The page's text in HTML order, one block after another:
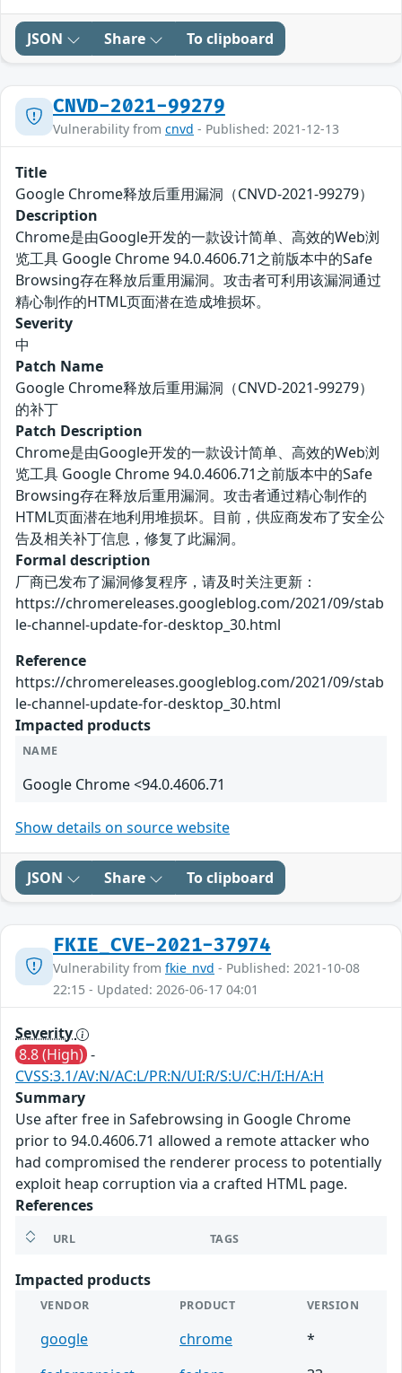
JSON Share To clipboard
CNVD-2021-99279
Vulnerability from cnvd - Published: 2021-12-13
Title
Google Chrome释放后重用漏洞（CNVD-2021-99279）
Description
Chrome是由Google开发的一款设计简单、高效的Web浏
览工具 Google Chrome 94.0.4606.71之前版本中的Safe
Browsing存在释放后重用漏洞。攻击者可利用该漏洞通过
精心制作的HTML页面潜在造成堆损坏。
Severity
中
Patch Name
Google Chrome释放后重用漏洞（CNVD-2021-99279）
的补丁
Patch Description
Chrome是由Google开发的一款设计简单、高效的Web浏
览工具 Google Chrome 94.0.4606.71之前版本中的Safe
Browsing存在释放后重用漏洞。攻击者通过精心制作的
HTML页面潜在地利用堆损坏。目前，供应商发布了安全公
告及相关补丁信息，修复了此漏洞。
Formal description
厂商已发布了漏洞修复程序，请及时关注更新：
https://chromereleases.googleblog.com/2021/09/stab
le-channel-update-for-desktop_30.html
Reference
https://chromereleases.googleblog.com/2021/09/stab
le-channel-update-for-desktop_30.html
Impacted products
NAME
Google Chrome <94.0.4606.71
Show details on source website
JSON Share To clipboard
FKIE_CVE-2021-37974
Vulnerability from fkie_nvd - Published: 2021-10-08
22:15 - Updated: 2026-06-17 04:01
Severity
8.8 (High) -
CVSS:3.1/AV:N/AC:L/PR:N/UI:R/S:U/C:H/I:H/A:H
Summary
Use after free in Safebrowsing in Google Chrome
prior to 94.0.4606.71 allowed a remote attacker who
had compromised the renderer process to potentially
exploit heap corruption via a crafted HTML page.
References
URL TAGS
Impacted products
VENDOR PRODUCT VERSION
google chrome
*